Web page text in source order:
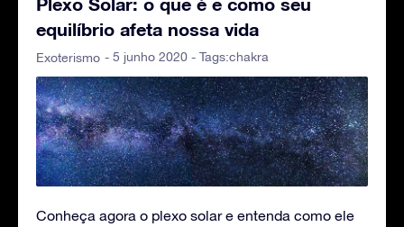
equilíbrio afeta nossa vida
Exoterismo - 5 junho 2020 - Tags:chakra
Conheça agora o plexo solar e entenda como ele